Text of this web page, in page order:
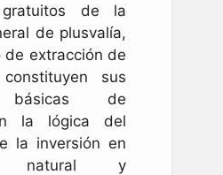
gratuitos de la
de plusvalía,
de extracción de
sus
básicas de
la lógica del
la inversión en
natural y